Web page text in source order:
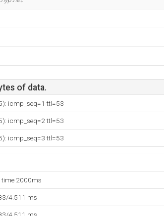
of data.
icmp_seq=1 ttl=53
icmp_seq=2 ttl=53
icmp_seq=3 ttl=53
time 2000ms
4.511 ms